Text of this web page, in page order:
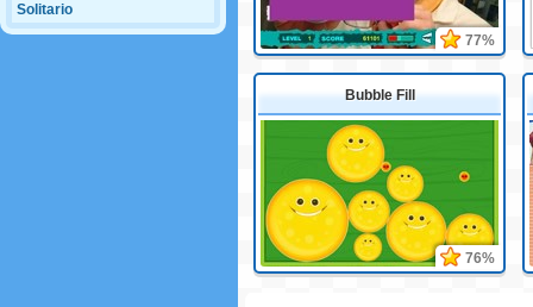
Solitario
77%
Bubble Fill
76%